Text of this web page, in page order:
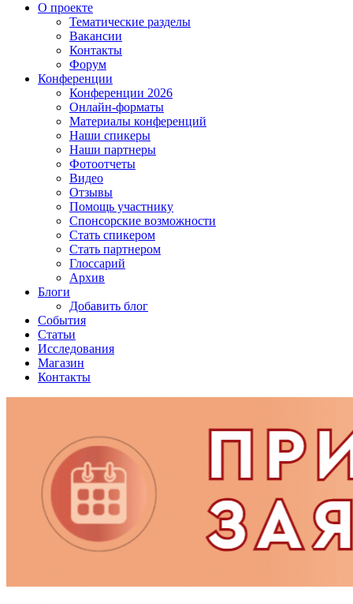
О проекте
Тематические разделы
Вакансии
Контакты
Форум
Конференции
Конференции 2026
Онлайн-форматы
Материалы конференций
Наши спикеры
Наши партнеры
Фотоотчеты
Видео
Отзывы
Помощь участнику
Спонсорские возможности
Стать спикером
Стать партнером
Глоссарий
Архив
Блоги
Добавить блог
События
Статьи
Исследования
Магазин
Контакты